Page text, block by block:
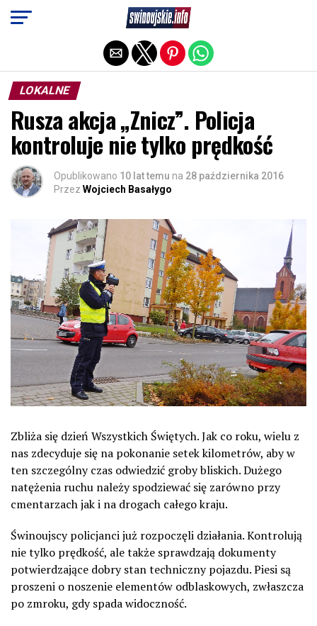
LOKALNE
Rusza akcja „Znicz”. Policja
kontroluje nie tylko prędkość
Opublikowano 10 lat temu na 28 października 2016
Przez Wojciech Basałygo
Zbliża się dzień Wszystkich Świętych. Jak co roku, wielu z
nas zdecyduje się na pokonanie setek kilometrów, aby w
ten szczególny czas odwiedzić groby bliskich. Dużego
natężenia ruchu należy spodziewać się zarówno przy
cmentarzach jak i na drogach całego kraju.
Świnoujscy policjanci już rozpoczęli działania. Kontrolują
nie tylko prędkość, ale także sprawdzają dokumenty
potwierdzające dobry stan techniczny pojazdu. Piesi są
proszeni o noszenie elementów odblaskowych, zwłaszcza
po zmroku, gdy spada widoczność.
Exit mobile version